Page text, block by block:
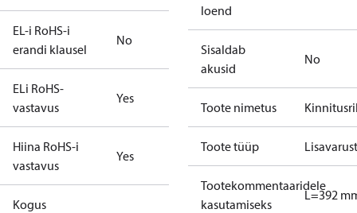
EL-i RoHS-i
erandi klausel
No
ELi RoHS-
vastavus
Yes
Hiina RoHS-i
vastavus
Yes
Kogus
loend
Sisaldab
akusid
No
Toote nimetus
Toote tüüp
Tootekommentaaridele
kasutamiseks
L=392